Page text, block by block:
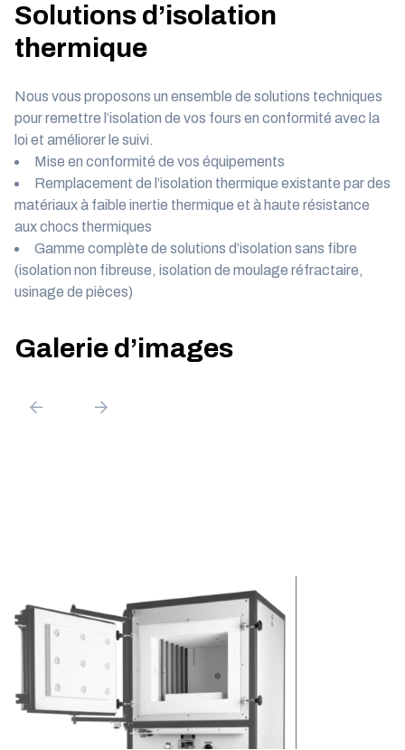
Solutions d’isolation
thermique
Nous vous proposons un ensemble de solutions techniques
pour remettre l’isolation de vos fours en conformité avec la
loi et améliorer le suivi.
Mise en conformité de vos équipements
Remplacement de l’isolation thermique existante par des
matériaux à faible inertie thermique et à haute résistance
aux chocs thermiques
Gamme complète de solutions d’isolation sans fibre
(isolation non fibreuse, isolation de moulage réfractaire,
usinage de pièces)
Galerie d’images